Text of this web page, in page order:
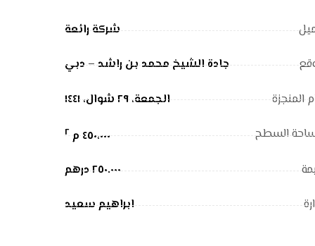
شركة رائعة
جادة الشيخ محمد بن راشد – دبي
المنجزة
الجمعة، ٢٩ شوال، ١٤٤١
السطح
٤٥٠،٠٠٠ م ٢
٢٥٠.٠٠٠ درهم
ابراهيم سعيد